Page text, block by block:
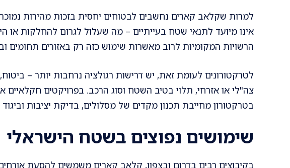
למרות שקלאב קארים נחשבים לבטוחים יחסית בזכות מהירות
אינו מיועד לתנאי שטח בעייתיים – מה שעלול לגרום להחלקות או
הרשויות המקומיות לרוב מאשרות שימוש כזה רק באזורים תחומים
לטרקטורונים לעומת זאת, יש דרישות רגולציה נרחבות יותר – ביטוח,
צה"לי או אזרחי, תלוי בטיב השטח וסוג הרכב. בפרויקטים חקלאיים
בטרקטורון מחייבת תכנון מקדים של מסלולים, בדיקת יציבות
שימושים נפוצים בשטח הישראלי
בקיבוצים רבים בדרום ובצפון, קלאב קארים משמשים להסעת